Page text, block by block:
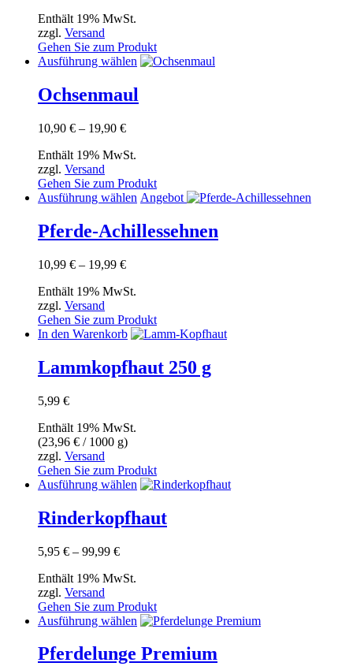
auf
der
bis
Enthält 19% MwSt.
zzgl. Versand
Gehen Sie zum Produkt
Ausführung wählen Dieses
auf
der
gewählt
werden
Ochsenmaul
10,90 € – 19,90 €Preisspanne:
bis
Enthält 19% MwSt.
zzgl. Versand
Gehen Sie zum Produkt
Ausführung wählen Dieses
weist
mehrere
auf
der
gewählt
werden
Angebot
Pferde-Achillessehnen
10,99 € – 19,99 €Preisspanne:
bis
Enthält 19% MwSt.
zzgl. Versand
Gehen Sie zum Produkt
In den Warenkorb
Lammkopfhaut 250 g
5,99 €
Enthält 19% MwSt.
(23,96 € / 1000 g)
zzgl. Versand
Gehen Sie zum Produkt
Ausführung wählen Dieses
weist
mehrere
auf
der
gewählt
Rinderkopfhaut
5,95 € – 99,99 €Preisspanne:
bis
Enthält 19% MwSt.
zzgl. Versand
Gehen Sie zum Produkt
Ausführung wählen Dieses
weist
mehrere
Pferdelunge Premium